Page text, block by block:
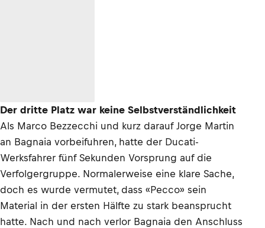
Der dritte Platz war keine Selbstverständlichkeit
Als Marco Bezzecchi und kurz darauf Jorge Martin
an Bagnaia vorbeifuhren, hatte der Ducati-
Werksfahrer fünf Sekunden Vorsprung auf die
Verfolgergruppe. Normalerweise eine klare Sache,
doch es wurde vermutet, dass «Pecco» sein
Material in der ersten Hälfte zu stark beansprucht
hatte. Nach und nach verlor Bagnaia den Anschluss